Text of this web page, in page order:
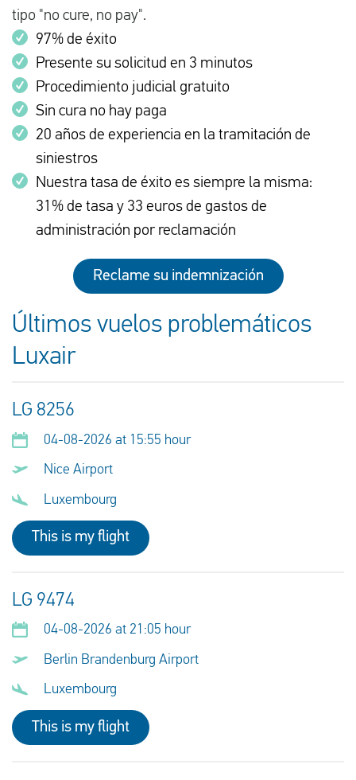
tipo "no cure, no pay".
97% de éxito
Presente su solicitud en 3 minutos
Procedimiento judicial gratuito
Sin cura no hay paga
20 años de experiencia en la tramitación de
siniestros
Nuestra tasa de éxito es siempre la misma:
31% de tasa y 33 euros de gastos de
administración por reclamación
Reclame su indemnización
Últimos vuelos problemáticos
Luxair
LG 8256
04-08-2026 at 15:55 hour
Nice Airport
Luxembourg
This is my flight
LG 9474
04-08-2026 at 21:05 hour
Berlin Brandenburg Airport
Luxembourg
This is my flight